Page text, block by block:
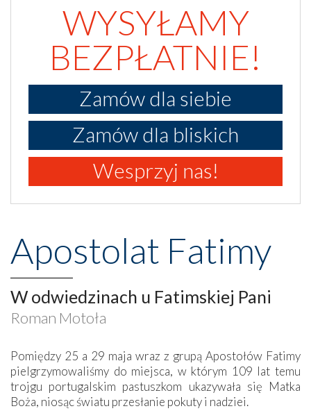
WYSYŁAMY
BEZPŁATNIE!
Zamów dla siebie
Zamów dla bliskich
Wesprzyj nas!
Apostolat Fatimy
W odwiedzinach u Fatimskiej Pani
Roman Motoła
Pomiędzy 25 a 29 maja wraz z grupą Apostołów Fatimy
pielgrzymowaliśmy do miejsca, w którym 109 lat temu
trojgu portugalskim pastuszkom ukazywała się Matka
Boża, niosąc światu przesłanie pokuty i nadziei.